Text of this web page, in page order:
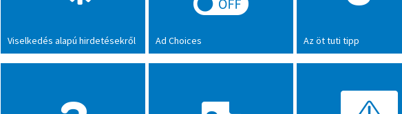
Viselkedés alapú hirdetésekről Ad Choices Az öt tuti tipp